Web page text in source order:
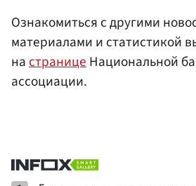
Ознакомиться с другими
материалами и статистикой
настраницеНациональной
ассоциации.